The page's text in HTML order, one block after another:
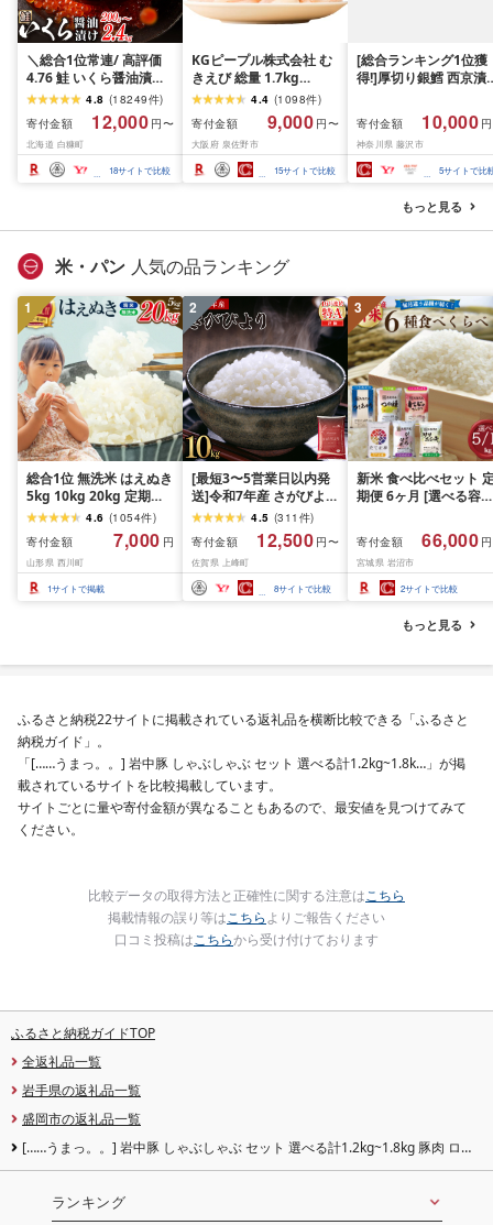
＼総合1位常連/ 高評価
4.76 鮭 いくら醤油漬け
ふるさと納税 いくら
200g / 400g / 800g /
1.6kg / 2.4kg 200g パッ
ク[選べる容量] 醤油漬け
海鮮 イクラ 小分け ふる
さと ランキング 人気 ギ
4.8 (18249件)
寄付金額
12,000 円〜
北海道 白糠町
18サイトで比較
KGピープル株式会社 む
きえび 総量 1.7kg
(850g×2P) 特大 5Lサイ
ズ バナメイエビ バラ凍
結 下処理不要 サイズ不
揃い 訳あり
4.4 (1098件)
寄付金額
9,000 円〜
大阪府 泉佐野市
15サイトで比較
[総合ランキング1位獲
得!]厚切り銀鱈 西京漬
約 1,000g (約 100g ×
切) 西京味噌 西京みそ
噌漬け みそ 味噌 鮮魚
介 銀だら 銀ダラ ギン
ラ ぎんだら 鱈 タラ 魚
西京焼き 西京漬 西京
き 冷凍 厳選 鮮魚 漬け
漬魚 新鮮 小分け 人気
南 藤沢
寄付金額 10,000
神奈川県 藤沢市
5サイトで比
もっと見る
米・パン 人気の品ランキング
1
総合1位 無洗米 はえぬき
5kg 10kg 20kg 定期便
も選べる レビュー高評
価 山形県産 令和7年産
選べる内容量 発送時期
定期便 3ヶ月 6ヶ月 3回
6回 3か月 6か月 ランキ
4.6 (1054件)
寄付金額
7,000 円
山形県 西川町
1サイトで掲載
2
[最短3〜5営業日以内発
送]令和7年産 さがびより
佐賀県産(精米)10kg
4.5 (311 件)
寄付金額
12,500 円〜
佐賀県 上峰町
8サイトで比較
3
新米 食べ比べセット
期便 6ヶ月 [選べる容
ん つきあかり つや姫
じのきらめき だて正夢
ひとめぼれ ササニシキ
セット 銘柄米 味比べ
リエーション お楽しみ
食味 毎日の食卓 毎月
わる 色々試せる 志賀
寄付金額 66,000
宮城県 岩沼市
2サイトで比較
もっと見る
ふるさと納税22サイトに掲載されている返礼品を横断比較できる「ふるさと
納税ガイド」。
「[……うまっ。。] 岩中豚 しゃぶしゃぶ セット 選べる計1.2kg~1.8k…」が掲
載されているサイトを比較掲載しています。
サイトごとに量や寄付金額が異なることもあるので、最安値を見つけてみて
ください。
比較データの取得方法と正確性に関する注意はこちら
掲載情報の誤り等はこちらよりご報告ください
口コミ投稿はこちらから受け付けております
ふるさと納税ガイドTOP
全返礼品一覧
岩手県の返礼品一覧
盛岡市の返礼品一覧
[……うまっ。。] 岩中豚 しゃぶしゃぶ セット 選べる計1.2kg~1.8kg 豚肉 ロー
はん おかず しゃぶしゃぶ グルメ 贈り物 しゃぶしゃぶ 岩手県 盛岡市 東北 岩手
盛岡 株式会社ベルジョイス jois001P
ランキング